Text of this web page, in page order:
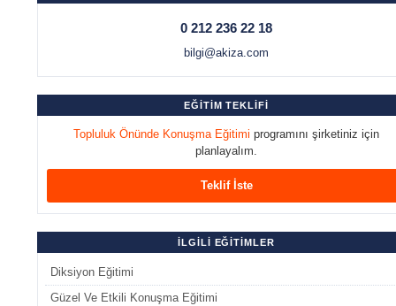
0 212 236 22 18
bilgi@akiza.com
EĞİTİM TEKLİFİ
Topluluk Önünde Konuşma Eğitimi programını şirketiniz için
planlayalım.
Teklif İste
İLGİLİ EĞİTİMLER
Diksiyon Eğitimi
Güzel Ve Etkili Konuşma Eğitimi